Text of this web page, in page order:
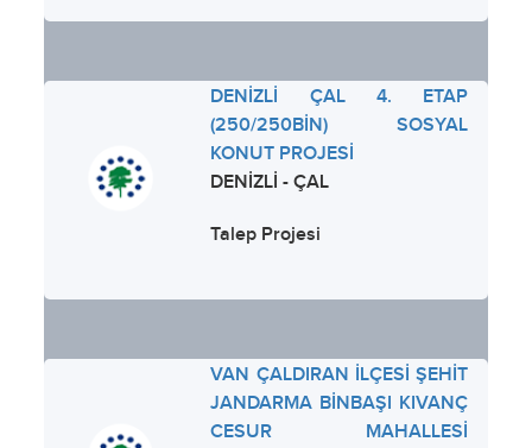
DENİZLİ ÇAL 4. ETAP
(250/250BİN) SOSYAL
KONUT PROJESİ
DENİZLİ - ÇAL
Talep Projesi
VAN ÇALDIRAN İLÇESİ ŞEHİT
JANDARMA BİNBAŞI KIVANÇ
CESUR MAHALLESİ